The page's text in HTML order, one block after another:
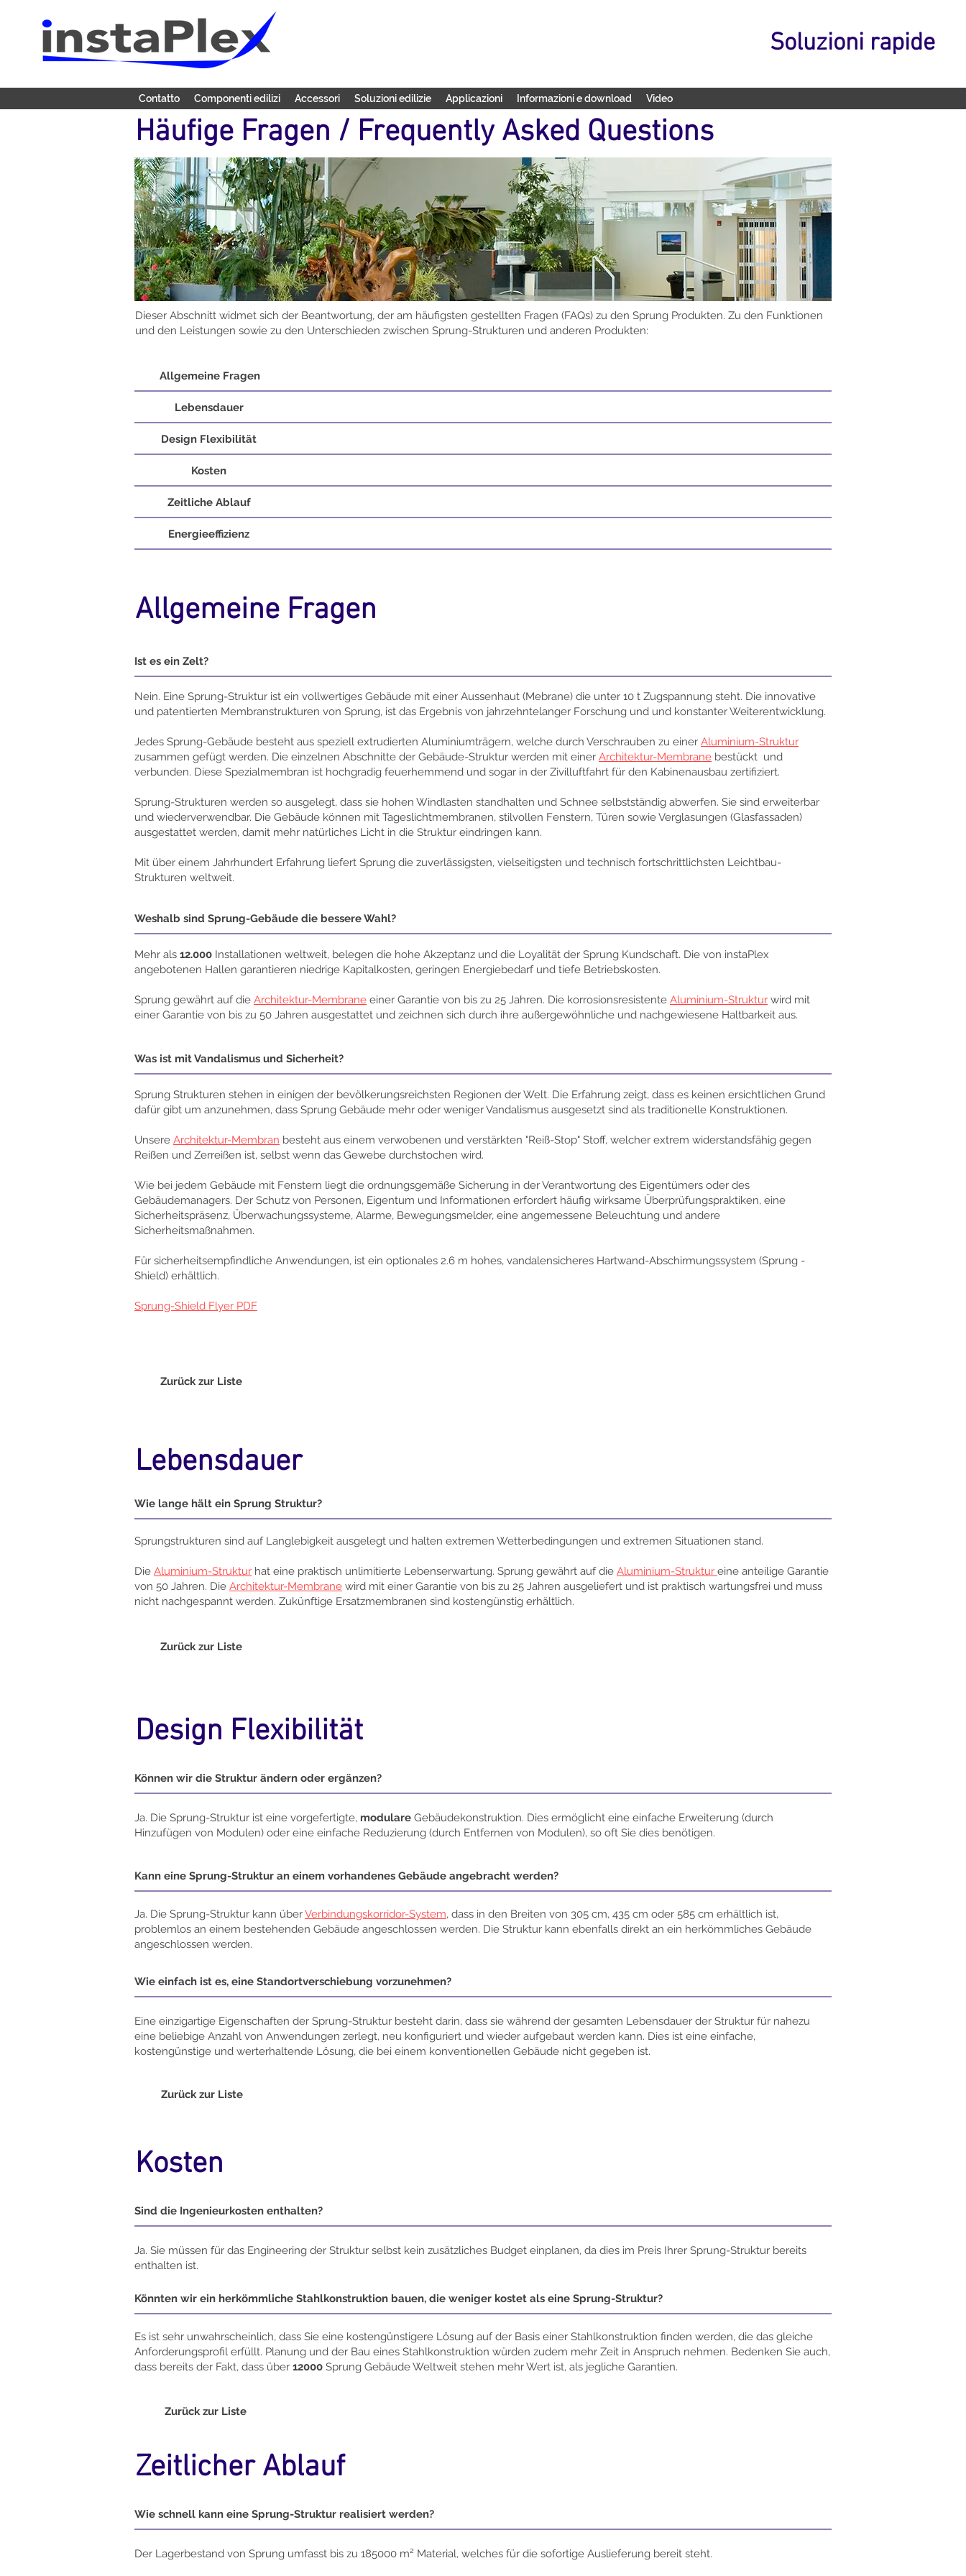
Soluzioni rapide
Contatto Componenti edilizi Accessori Soluzioni edilizie Applicazioni Informazioni e download Video
Häufige Fragen / Frequently Asked Questions
Dieser Abschnitt widmet sich der Beantwortung, der am häufigsten gestellten Fragen (FAQs) zu den Sprung Produkten. Zu den Funktionen
und den Leistungen sowie zu den Unterschieden zwischen Sprung-Strukturen und anderen Produkten:
Allgemeine Fragen
Lebensdauer
Design Flexibilität
Kosten
Zeitliche Ablauf
Energieeffizienz
Allgemeine Fragen
Ist es ein Zelt?
Nein. Eine Sprung-Struktur ist ein vollwertiges Gebäude mit einer Aussenhaut (Mebrane) die unter 10 t Zugspannung steht. Die innovative
und patentierten Membranstrukturen von Sprung, ist das Ergebnis von jahrzehntelanger Forschung und und konstanter Weiterentwicklung.
Jedes Sprung-Gebäude besteht aus speziell extrudierten Aluminiumträgern, welche durch Verschrauben zu einer Aluminium-Struktur
zusammen gefügt werden. Die einzelnen Abschnitte der Gebäude-Struktur werden mit einer Architektur-Membrane bestückt und
verbunden. Diese Spezialmembran ist hochgradig feuerhemmend und sogar in der Zivilluftfahrt für den Kabinenausbau zertifiziert.
Sprung-Strukturen werden so ausgelegt, dass sie hohen Windlasten standhalten und Schnee selbstständig abwerfen. Sie sind erweiterbar
und wiederverwendbar. Die Gebäude können mit Tageslichtmembranen, stilvollen Fenstern, Türen sowie Verglasungen (Glasfassaden)
ausgestattet werden, damit mehr natürliches Licht in die Struktur eindringen kann.
Mit über einem Jahrhundert Erfahrung liefert Sprung die zuverlässigsten, vielseitigsten und technisch fortschrittlichsten Leichtbau-
Strukturen weltweit.
Weshalb sind Sprung-Gebäude die bessere Wahl?
Mehr als 12.000 Installationen weltweit, belegen die hohe Akzeptanz und die Loyalität der Sprung Kundschaft. Die von instaPlex
angebotenen Hallen garantieren niedrige Kapitalkosten, geringen Energiebedarf und tiefe Betriebskosten.
Sprung gewährt auf die Architektur-Membrane einer Garantie von bis zu 25 Jahren. Die korrosionsresistente Aluminium-Struktur wird mit
einer Garantie von bis zu 50 Jahren ausgestattet und zeichnen sich durch ihre außergewöhnliche und nachgewiesene Haltbarkeit aus.
Was ist mit Vandalismus und Sicherheit?
Sprung Strukturen stehen in einigen der bevölkerungsreichsten Regionen der Welt. Die Erfahrung zeigt, dass es keinen ersichtlichen Grund
dafür gibt um anzunehmen, dass Sprung Gebäude mehr oder weniger Vandalismus ausgesetzt sind als traditionelle Konstruktionen.
Unsere Architektur-Membran besteht aus einem verwobenen und verstärkten "Reiß-Stop" Stoff, welcher extrem widerstandsfähig gegen
Reißen und Zerreißen ist, selbst wenn das Gewebe durchstochen wird.
Wie bei jedem Gebäude mit Fenstern liegt die ordnungsgemäße Sicherung in der Verantwortung des Eigentümers oder des
Gebäudemanagers. Der Schutz von Personen, Eigentum und Informationen erfordert häufig wirksame Überprüfungspraktiken, eine
Sicherheitspräsenz, Überwachungssysteme, Alarme, Bewegungsmelder, eine angemessene Beleuchtung und andere
Sicherheitsmaßnahmen.
Für sicherheitsempfindliche Anwendungen, ist ein optionales 2.6 m hohes, vandalensicheres Hartwand-Abschirmungssystem (Sprung -
Shield) erhältlich.
Sprung-Shield Flyer PDF
Zurück zur Liste
Lebensdauer
Wie lange hält ein Sprung Struktur?
Sprungstrukturen sind auf Langlebigkeit ausgelegt und halten extremen Wetterbedingungen und extremen Situationen stand.
Die Aluminium-Struktur hat eine praktisch unlimitierte Lebenserwartung. Sprung gewährt auf die Aluminium-Struktur eine anteilige Garantie
von 50 Jahren. Die Architektur-Membrane wird mit einer Garantie von bis zu 25 Jahren ausgeliefert und ist praktisch wartungsfrei und muss
nicht nachgespannt werden. Zukünftige Ersatzmembranen sind kostengünstig erhältlich.
Zurück zur Liste
Design Flexibilität
Können wir die Struktur ändern oder ergänzen?
Ja. Die Sprung-Struktur ist eine vorgefertigte, modulare Gebäudekonstruktion. Dies ermöglicht eine einfache Erweiterung (durch
Hinzufügen von Modulen) oder eine einfache Reduzierung (durch Entfernen von Modulen), so oft Sie dies benötigen.
Kann eine Sprung-Struktur an einem vorhandenes Gebäude angebracht werden?
Ja. Die Sprung-Struktur kann überVerbindungskorridor-System, dass in den Breiten von 305 cm, 435 cm oder 585 cm erhältlich ist,
problemlos an einem bestehenden Gebäude angeschlossen werden. Die Struktur kann ebenfalls direkt an ein herkömmliches Gebäude
angeschlossen werden.
Wie einfach ist es, eine Standortverschiebung vorzunehmen?
Eine einzigartige Eigenschaften der Sprung-Struktur besteht darin, dass sie während der gesamten Lebensdauer der Struktur für nahezu
eine beliebige Anzahl von Anwendungen zerlegt, neu konfiguriert und wieder aufgebaut werden kann. Dies ist eine einfache,
kostengünstige und werterhaltende Lösung, die bei einem konventionellen Gebäude nicht gegeben ist.
Zurück zur Liste
Kosten
Sind die Ingenieurkosten enthalten?
Ja. Sie müssen für das Engineering der Struktur selbst kein zusätzliches Budget einplanen, da dies im Preis Ihrer Sprung-Struktur bereits
enthalten ist.
Könnten wir ein herkömmliche Stahlkonstruktion bauen, die weniger kostet als eine Sprung-Struktur?
Es ist sehr unwahrscheinlich, dass Sie eine kostengünstigere Lösung auf der Basis einer Stahlkonstruktion finden werden, die das gleiche
Anforderungsprofil erfüllt. Planung und der Bau eines Stahlkonstruktion würden zudem mehr Zeit in Anspruch nehmen. Bedenken Sie auch,
dass bereits der Fakt, dass über 12000 Sprung Gebäude Weltweit stehen mehr Wert ist, als jegliche Garantien.
Zurück zur Liste
Zeitlicher Ablauf
Wie schnell kann eine Sprung-Struktur realisiert werden?
Der Lagerbestand von Sprung umfasst bis zu 185000 m² Material, welches für die sofortige Auslieferung bereit steht.